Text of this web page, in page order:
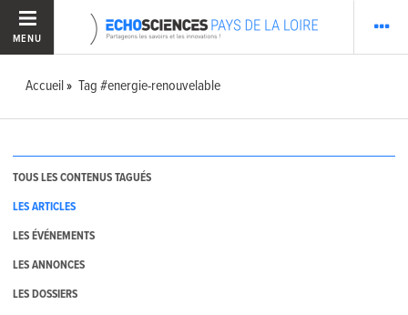
MENU
Accueil Tag #energie-renouvelable
TOUS LES CONTENUS TAGUÉS
LES ARTICLES
LES ÉVÉNEMENTS
LES ANNONCES
LES DOSSIERS